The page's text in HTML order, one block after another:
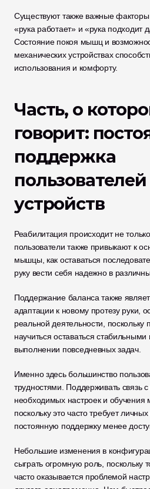
Существуют также важные
«рука работает» и «рука подходит
Состояние покоя мышц и
механических устройствах
использования и комфорту.
Часть, о
говорит:
поддержка
устройств
Реабилитация происходит не
пользователи также привыкают к
мышцы, как оставаться
руку вести себя надежно в
Поддержание баланса также
адаптации к новому протезу руки,
реальной деятельности, поскольку
научиться оставаться
выполнении повседневных задач.
Именно здесь большинство
трудностями. Поддерживать связь
необходимых настроек и обучения
поскольку это часто требует
постоянную поддержку менее
Небольшие изменения в
сыграть огромную роль, поскольку
часто оказывается проблемой